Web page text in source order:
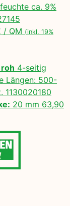
ca. 9%
/ QM (inkl. 19%
4-seitig
Längen: 500-
20 mm 63,90